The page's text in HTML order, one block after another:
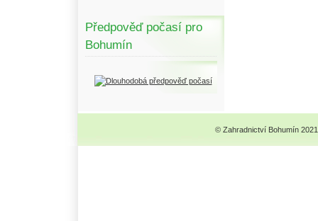
Předpověď počasí pro
Bohumín
© Zahradnictví Bohumín